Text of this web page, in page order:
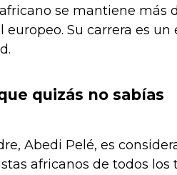
se mantiene más
europeo. Su carrera es
quizás no sabías
Abedi Pelé, es
africanos de todos los